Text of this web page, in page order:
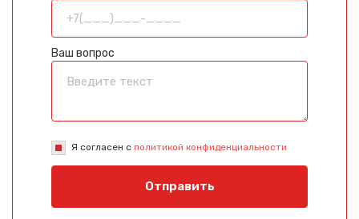
Ваш вопрос
Я согласен с политикой конфиденциальности
Отправить